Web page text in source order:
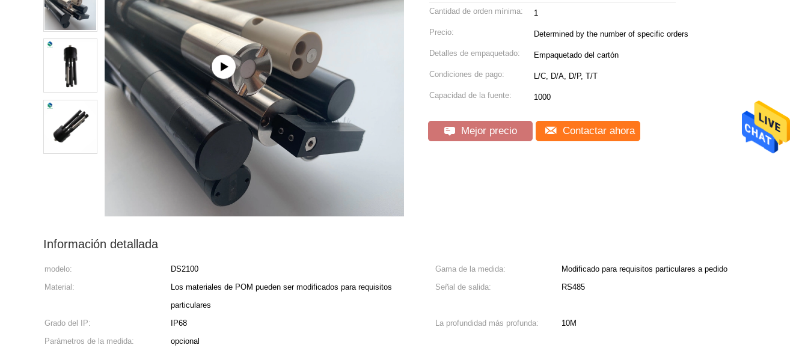
Cantidad de orden mínima: 1
Precio: Determined by the number of specific orders
Detalles de empaquetado: Empaquetado del cartón
Condiciones de pago: L/C, D/A, D/P, T/T
Capacidad de la fuente: 1000
Mejor precio Contactar ahora
Información detallada
modelo: DS2100 Gama de la medida:
Modificado para requisitos particulares a pedido
Material:
Los materiales de POM pueden ser modificados para requisitos
particulares
Señal de salida: RS485
Grado del IP: IP68 La profundidad más profunda:
10M
Parámetros de la medida:
opcional